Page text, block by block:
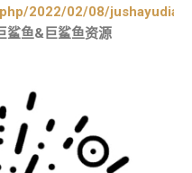
2022/02/08/
鲨鱼&巨鲨鱼资源